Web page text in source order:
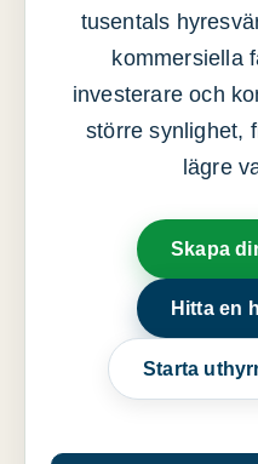
tusentals
kommersiella
investerare och
större synlighet,
lägre
Skapa
Hitta en
Starta